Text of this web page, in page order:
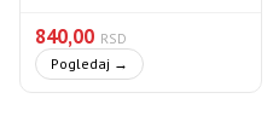
840,00 RSD
Pogledaj →